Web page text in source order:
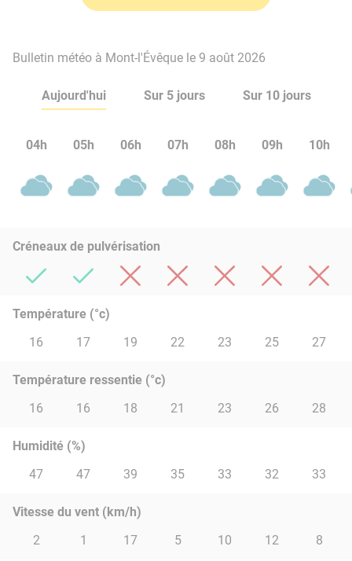
Bulletin météo à Mont-l'Évêque le 9 août 2026
Aujourd'hui Sur 5 jours Sur 10 jours
04h 05h 06h 07h 08h 09h 10h
Créneaux de pulvérisation
Température (°c)
16
17 19 22 23 25 27
Température ressentie (°c)
16
16 18 21 23 26 28
Humidité (%)
47
47 39 35 33 32 33
Vitesse du vent (km/h)
2
1 17 5 10 12 8